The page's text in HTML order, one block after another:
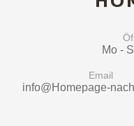
Mo -
Email
info@Homepage-